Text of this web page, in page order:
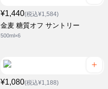
¥1,440(税込¥1,584)
金麦 糖質オフ サントリー
500ml×6
¥1,080(税込¥1,188)